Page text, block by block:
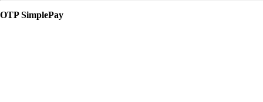
OTP SimplePay